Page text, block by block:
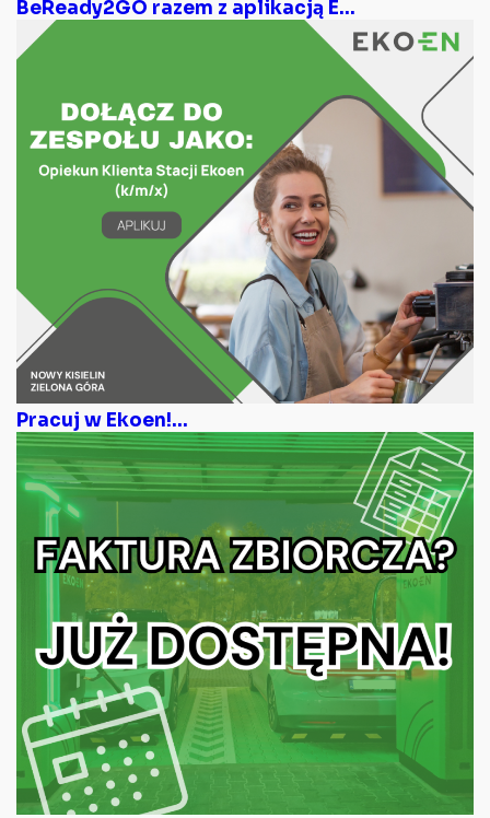
BeReady2GO razem z aplikacją E...
Pracuj w Ekoen!...